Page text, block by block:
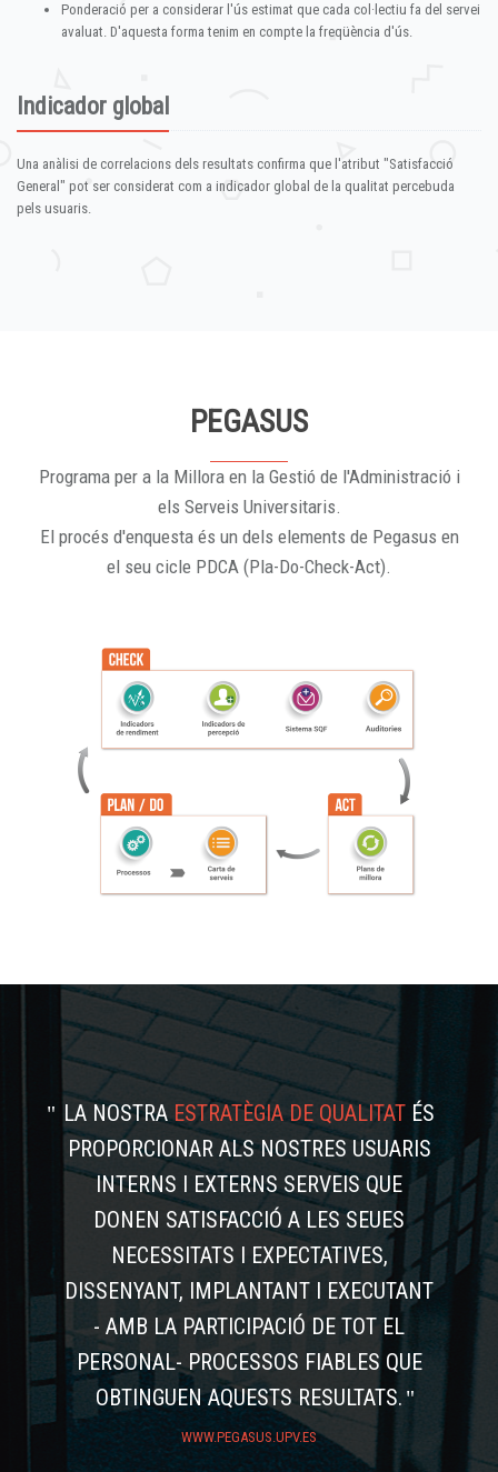
Ponderació per a considerar l'ús estimat que cada col·lectiu fa del servei
avaluat. D'aquesta forma tenim en compte la freqüència d'ús.
Indicador global
Una anàlisi de correlacions dels resultats confirma que l'atribut "Satisfacció
General" pot ser considerat com a indicador global de la qualitat percebuda
pels usuaris.
PEGASUS
Programa per a la Millora en la Gestió de l'Administració i
els Serveis Universitaris.
El procés d'enquesta és un dels elements de Pegasus en
el seu cicle PDCA (Pla-Do-Check-Act).
LA NOSTRAESTRATÈGIA DE QUALITAT ÉS
PROPORCIONAR ALS NOSTRES USUARIS
INTERNS I EXTERNS SERVEIS QUE
DONEN SATISFACCIÓ A LES SEUES
NECESSITATS I EXPECTATIVES,
DISSENYANT, IMPLANTANT I EXECUTANT
- AMB LA PARTICIPACIÓ DE TOT EL
PERSONAL- PROCESSOS FIABLES QUE
OBTINGUEN AQUESTS RESULTATS.
WWW.PEGASUS.UPV.ES